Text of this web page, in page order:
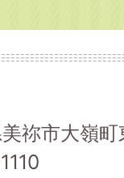
祢市大嶺